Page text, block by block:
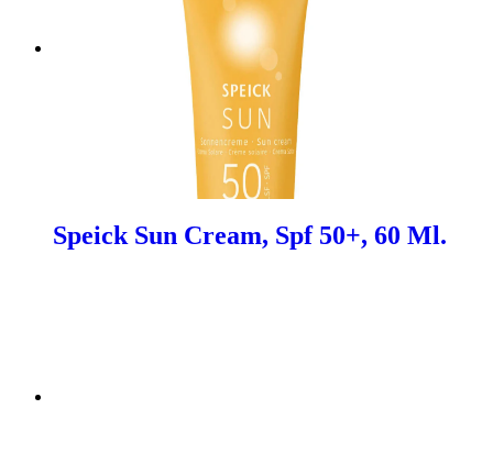
Speick Sun Cream, Spf 50+, 60 Ml.